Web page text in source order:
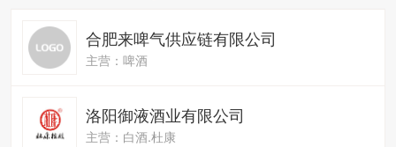
合肥来啤气供应链有限公司
主营：啤酒
洛阳御液酒业有限公司
主营：白酒.杜康